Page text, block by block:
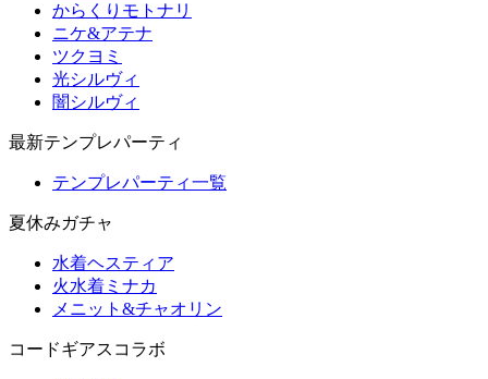
からくりモトナリ
ニケ&アテナ
ツクヨミ
光シルヴィ
闇シルヴィ
最新テンプレパーティ
テンプレパーティ一覧
夏休みガチャ
水着ヘスティア
火水着ミナカ
メニット&チャオリン
コードギアスコラボ